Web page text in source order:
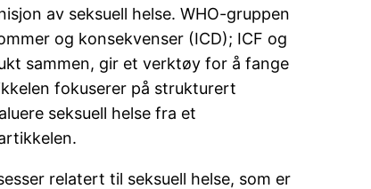
av seksuell helse. WHO-gruppen
og konsekvenser (ICD); ICF og
sammen, gir et verktøy for å fange
fokuserer på strukturert
seksuell helse fra et
relatert til seksuell helse, som er